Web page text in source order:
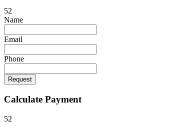
52
Name
Email
Phone
Request
Calculate Payment
52